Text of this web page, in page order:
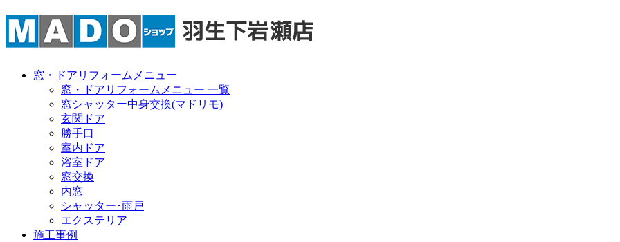
窓・ドアリフォームメニュー
窓・ドアリフォームメニュー 一覧
窓シャッター中身交換(マドリモ)
玄関ドア
勝手口
室内ドア
浴室ドア
窓交換
内窓
シャッター･雨戸
エクステリア
施工事例